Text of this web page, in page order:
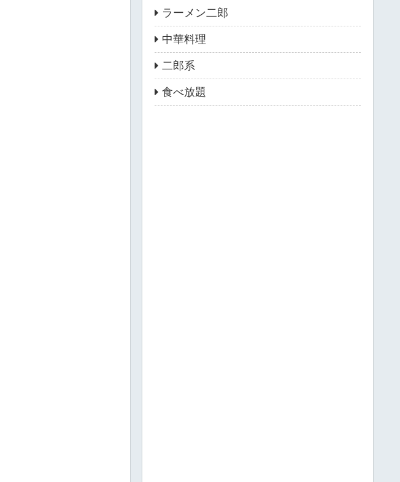
ラーメン二郎
中華料理
二郎系
食べ放題